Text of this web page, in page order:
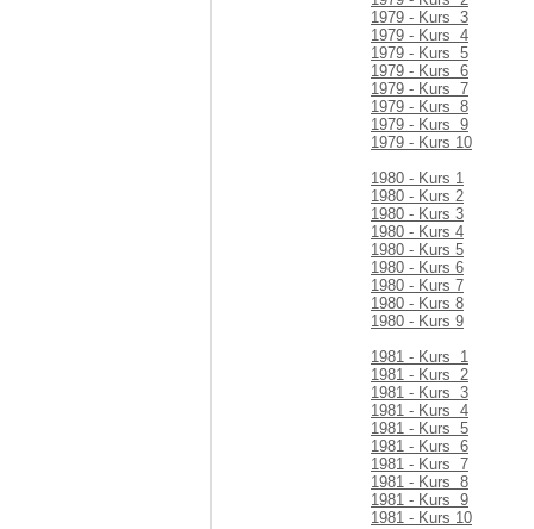
1979 - Kurs 3
1979 - Kurs 4
1979 - Kurs 5
1979 - Kurs 6
1979 - Kurs 7
1979 - Kurs 8
1979 - Kurs 9
1979 - Kurs 10
1980 - Kurs 1
1980 - Kurs 2
1980 - Kurs 3
1980 - Kurs 4
1980 - Kurs 5
1980 - Kurs 6
1980 - Kurs 7
1980 - Kurs 8
1980 - Kurs 9
1981 - Kurs 1
1981 - Kurs 2
1981 - Kurs 3
1981 - Kurs 4
1981 - Kurs 5
1981 - Kurs 6
1981 - Kurs 7
1981 - Kurs 8
1981 - Kurs 9
1981 - Kurs 10